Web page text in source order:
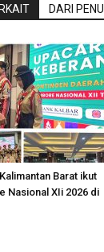
DARI
Barat ikut
Nasional XIi 2026 di